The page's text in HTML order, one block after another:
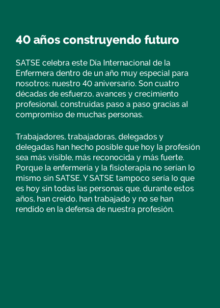
40 años construyendo futuro
SATSE celebra este Día Internacional de la
Enfermera dentro de un año muy especial para
nosotros: nuestro 40 aniversario. Son cuatro
décadas de esfuerzo, avances y crecimiento
profesional, construidas paso a paso gracias al
compromiso de muchas personas.
Trabajadores, trabajadoras, delegados y
delegadas han hecho posible que hoy la profesión
sea más visible, más reconocida y más fuerte.
Porque la enfermería y la fisioterapia no serían lo
mismo sin SATSE. Y SATSE tampoco sería lo que
es hoy sin todas las personas que, durante estos
años, han creído, han trabajado y no se han
rendido en la defensa de nuestra profesión.